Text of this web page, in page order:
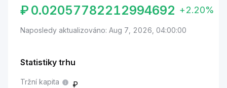
₽ 0.02057782212994692 +2.20%
Naposledy aktualizováno: Aug 7, 2026, 04:00:00
Statistiky trhu
Tržní kapita